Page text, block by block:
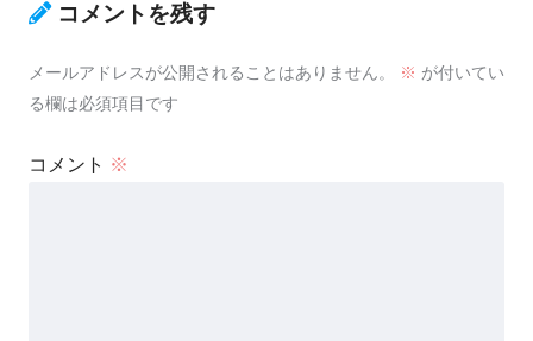
コメントを残す
メールアドレスが公開されることはありません。 ※ が付いてい
る欄は必須項目です
コメント ※